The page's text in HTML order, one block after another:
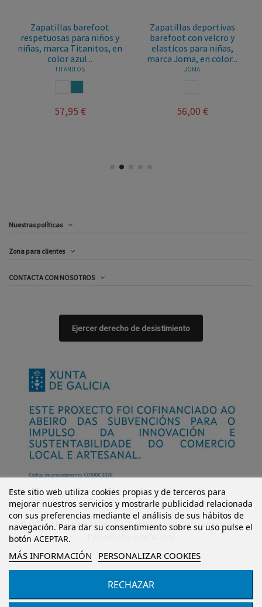
Añadir al carrito
Zapatillas barefoot
respetuosas para niños y
niñas, marca Titanitos, en
color azul...
TITANITOS
57,95 €
Zapatillas deportivas
barefoot con velcro y
elasticos para niñas,
marca Joma, en color...
JOMA
56,00 €
Nuestras políticas
Zona para clientes
CONTACTA CON NOSOTROS
Este sitio web utiliza cookies propias y de terceros para
mejorar nuestros servicios y mostrarle publicidad relacionada
con sus preferencias mediante el análisis de sus hábitos de
navegación. Para dar su consentimiento sobre su uso pulse el
botón ACEPTAR.
MÁS INFORMACIÓN PERSONALIZAR COOKIES
RECHAZAR
Ejercer derecho de desistimiento
© Mi Castillo Kinder Shoes S.L. Todos los derechos reservados.